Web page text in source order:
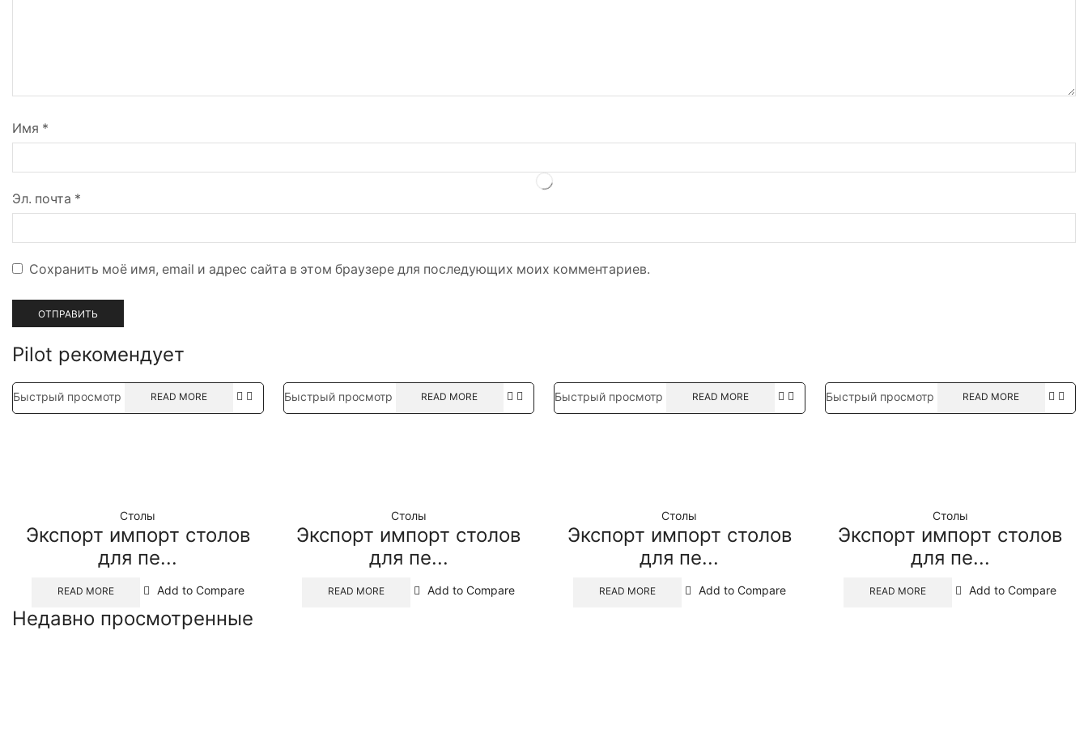
Имя *
Эл. почта *
Сохранить моё имя, email и адрес сайта в этом браузере для последующих моих комментариев.
Pilot рекомендует
Быстрый просмотр READ MORE
Столы
Экспорт импорт столов
для пе...
READ MORE Add to Compare
Быстрый просмотр READ MORE
Столы
Экспорт импорт столов
для пе...
READ MORE Add to Compare
Быстрый просмотр READ MORE
Столы
Экспорт импорт столов
для пе...
READ MORE Add to Compare
Быстрый просмотр READ MORE
Столы
Экспорт импорт столов
для пе...
READ MORE Add to Compare
Недавно просмотренные​